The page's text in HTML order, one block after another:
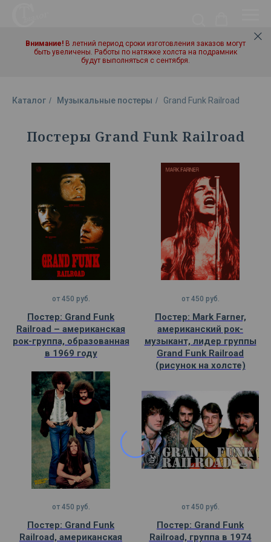
Внимание! В летний период сроки изготовления заказов могут
быть увеличены. Работы по натяжке холста на подрамник
будут выполняться с сентября.
Каталог / Музыкальные постеры / Grand Funk Railroad
Постеры Grand Funk Railroad
от 450 руб.
Постер: Grand Funk
Railroad – американская
рок-группа, образованная
в 1969 году
от 450 руб.
Постер: Mark Farner,
американский рок-
музыкант, лидер группы
Grand Funk Railroad
(рисунок на холсте)
от 450 руб.
Постер: Grand Funk
Railroad, американская
от 450 руб.
Постер: Grand Funk
Railroad, группа в 1974